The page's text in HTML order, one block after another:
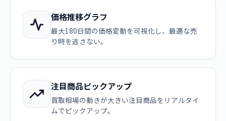
価格推移グラフ
最大180日間の価格変動を可視化し、最適な売
り時を逃さない。
注目商品ピックアップ
買取相場の動きが大きい注目商品をリアルタイ
ムでピックアップ。